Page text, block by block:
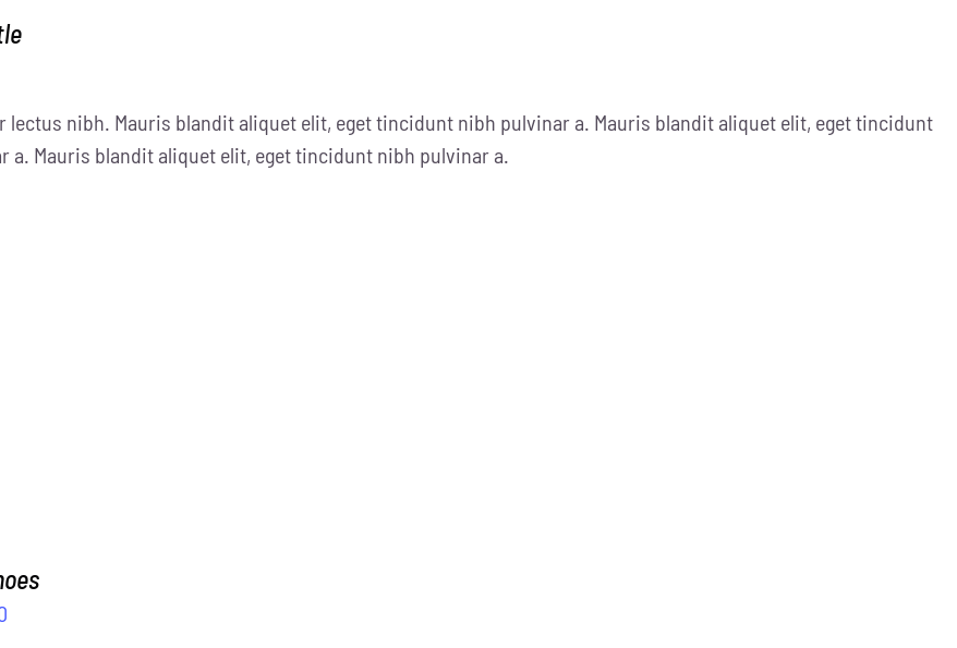
lectus nibh. Mauris blandit aliquet elit, eget tincidunt nibh pulvinar a. Mauris blandit aliquet elit, eget tincidunt
a. Mauris blandit aliquet elit, eget tincidunt nibh pulvinar a.